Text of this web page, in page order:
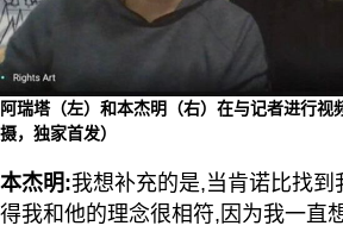
阿瑞塔（左）和本杰明（右）在与记者进行视
摄，独家首发）
本杰明:我想补充的是,当肯诺比找到
得我和他的理念很相符,因为我一直